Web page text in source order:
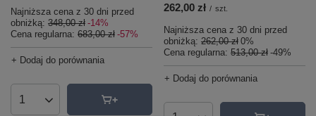
Najniższa cena z 30 dni przed
obniżką: 348,00 zł -14%
Cena regularna: 683,00 zł -57%
+ Dodaj do porównania
Ilość produktów
262,00 zł / szt.
Najniższa cena z 30 dni przed
obniżką: 262,00 zł 0%
Cena regularna: 513,00 zł -49%
+ Dodaj do porównania